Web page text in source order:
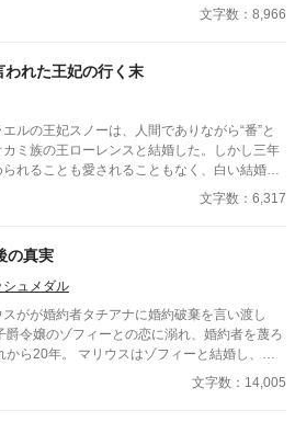
われていたの？ 本当は厭わしく思っていた
も公開しています。
文字数：8,966
われた王妃の行く末
ルの王妃スノーは、人間でありながら“番”と
カミ族の王ローレンスと結婚した。しかし三年
れることも愛されることもなく、白い結婚の
してきたス
日、ローレンスが別の令嬢レイアーを懐妊さ
道中、レイアー嬢の実
。 これでスノーの、人生は終
前の
ていた。何度死んでも、何度拒絶しても、結婚
ら逃れようと、スノーは何
文字数：6,317
の真実
シュメダル
がが婚約者タチアナに婚約破棄を言い渡し
爵令嬢のゾフィーとの恋に溺れ、婚約者を蔑ろ
して、娘の恋愛を機にマリウ
じさんが昔を思い出しながら
文字数：14,005